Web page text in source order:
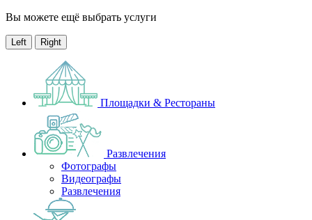
Вы можете ещё выбрать услуги
Left Right
Площадки & Рестораны
Развлечения
Фотографы
Видеографы
Развлечения